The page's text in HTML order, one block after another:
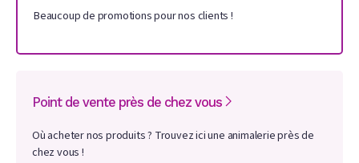
Beaucoup de promotions pour nos clients !
Point de vente près de chez vous
Où acheter nos produits ? Trouvez ici une animalerie près de
chez vous !